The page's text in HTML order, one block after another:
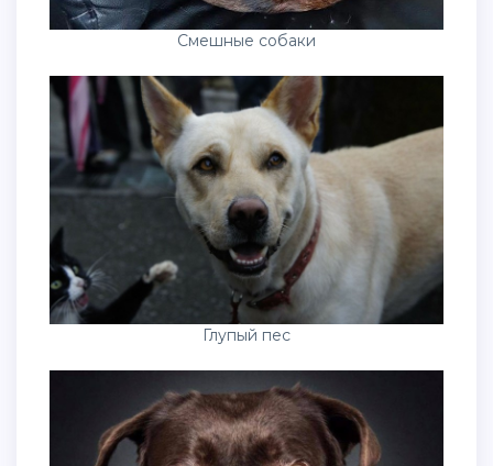
Смешные собаки
Глупый пес